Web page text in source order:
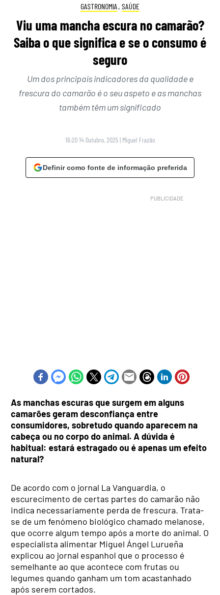
GASTRONOMIA , SAÚDE
Viu uma mancha escura no camarão?
Saiba o que significa e se o consumo é
seguro
Um dos principais indicadores da qualidade e
frescura do camarão é o seu aspeto e as manchas
também têm um significado
16:20 14 Outubro, 2025 | Miguel Frazão
Definir como fonte de informação preferida
As manchas escuras que surgem em alguns
camarões geram desconfiança entre
consumidores, sobretudo quando aparecem na
cabeça ou no corpo do animal. A dúvida é
habitual: estará estragado ou é apenas um efeito
natural?
De acordo com o jornal La Vanguardia, o
escurecimento de certas partes do camarão não
indica necessariamente perda de frescura. Trata-
se de um fenómeno biológico chamado melanose,
que ocorre algum tempo após a morte do animal. O
especialista alimentar Miguel Ángel Lurueña
explicou ao jornal espanhol que o processo é
semelhante ao que acontece com frutas ou
legumes quando ganham um tom acastanhado
após serem cortados.